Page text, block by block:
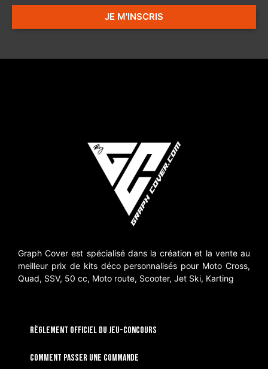
JE M'INSCRIS
Graph Cover est spécialisé dans la création et la vente au
meilleur prix de kits déco personnalisés pour Moto Cross,
Quad, SSV, 50 cc, Moto route, Scooter, Jet Ski, Karting
RÈGLEMENT OFFICIEL DU JEU-CONCOURS
Comment passer une commande